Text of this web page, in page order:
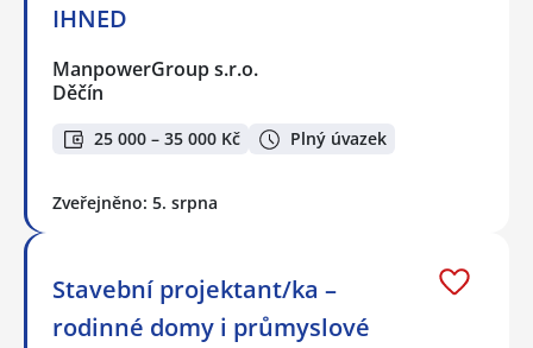
IHNED
ManpowerGroup s.r.o.
Děčín
25 000 – 35 000 Kč Plný úvazek
Zveřejněno: 5. srpna
Stavební projektant/ka –
rodinné domy i průmyslové